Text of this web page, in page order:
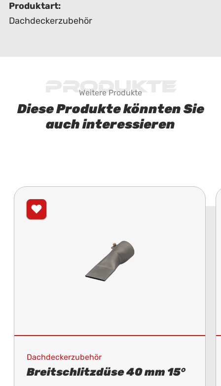
Produktart:
Dachdeckerzubehör
Produkte
Weitere Produkte
Diese Produkte könnten Sie
auch interessieren
Dachdeckerzubehör
Breitschlitzdüse 40 mm 15°